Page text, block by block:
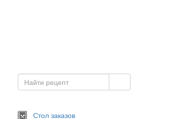
Стол заказов